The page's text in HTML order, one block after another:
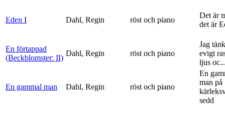
Eden I Dahl, Regin röst och piano
Det är
det är
En förtappad
(Beckblomster: II)
Dahl, Regin röst och piano
Jag
evigt
ljus
En gammal man Dahl, Regin röst och piano
En
man på
sedd